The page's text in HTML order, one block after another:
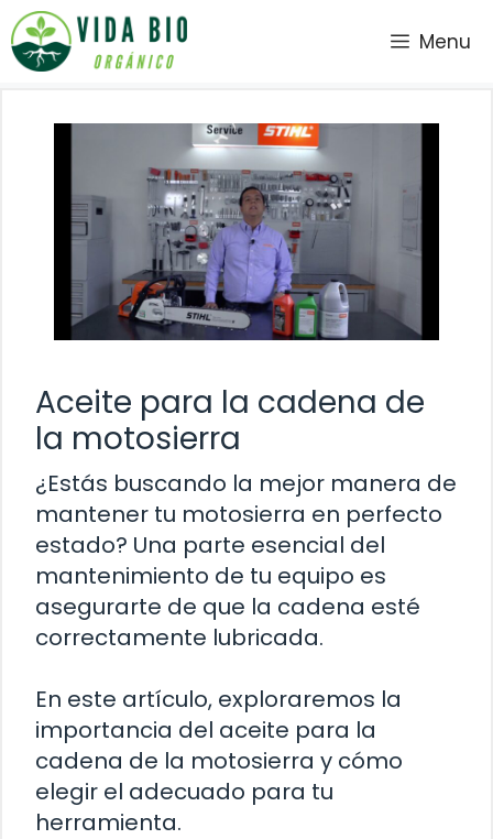
Saltar
al
contenido
Menu
Aceite para la cadena de
la motosierra
¿Estás buscando la mejor manera de
mantener tu motosierra en perfecto
estado? Una parte esencial del
mantenimiento de tu equipo es
asegurarte de que la cadena esté
correctamente lubricada.
En este artículo, exploraremos la
importancia del aceite para la
cadena de la motosierra y cómo
elegir el adecuado para tu
herramienta.